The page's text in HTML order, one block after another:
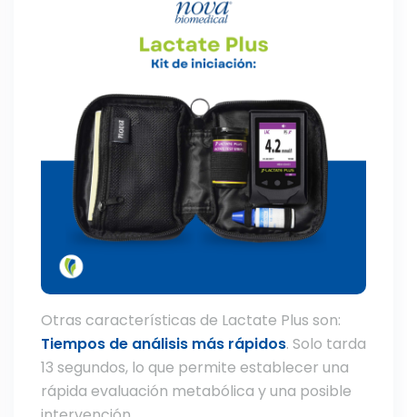
Otras características de Lactate Plus son:
Tiempos de análisis más rápidos. Solo tarda
13 segundos, lo que permite establecer una
rápida evaluación metabólica y una posible